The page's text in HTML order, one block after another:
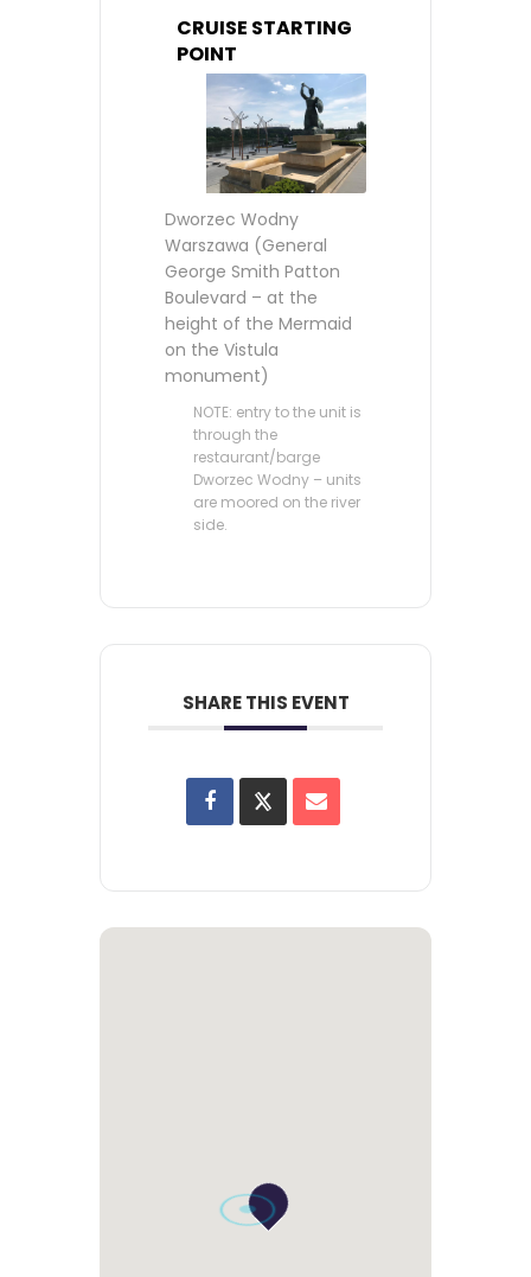
CRUISE STARTING
POINT
Dworzec Wodny
Warszawa (General
George Smith Patton
Boulevard – at the
height of the Mermaid
on the Vistula
monument)
NOTE: entry to the unit is
through the
restaurant/barge
Dworzec Wodny – units
are moored on the river
side.
SHARE THIS EVENT